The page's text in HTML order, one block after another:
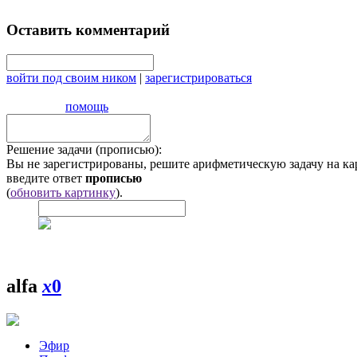
Оставить комментарий
войти под своим ником | зарегистрироваться
помощь
Решение задачи (прописью):
Вы не зарегистрированы, решите арифметическую задачу на
введите ответ прописью
(обновить картинку).
alfax0
Эфир